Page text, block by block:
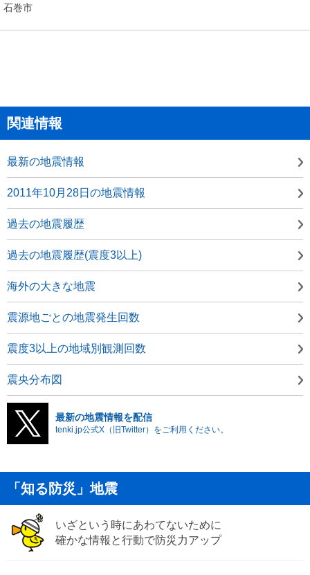
石巻市
関連情報
最新の地震情報
2011年10月28日の地震情報
過去の地震履歴
過去の地震履歴(震度3以上)
海外の大きな地震
震源地ごとの地震発生回数
震度3以上の地域別観測回数
震央分布図
最新の地震情報を配信
tenki.jp公式X（旧Twitter）をご利用ください。
「知る防災」地震
いざという時にあわてないために
確かな情報と行動で防災力アップ